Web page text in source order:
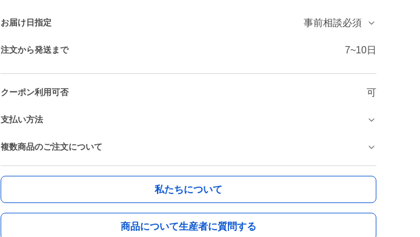
お届け日指定 事前相談必須
注文から発送まで 7~10日
クーポン利用可否 可
支払い方法
複数商品のご注文について
私たちについて
商品について生産者に質問する